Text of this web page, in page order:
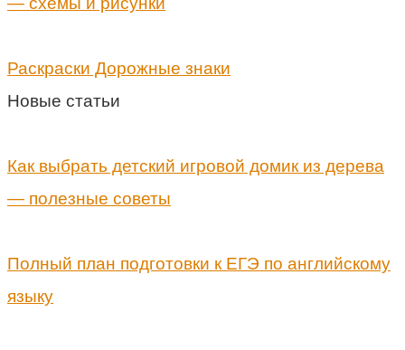
Раскраски Дорожные знаки
Новые статьи
Как выбрать детский игровой домик из дерева
— полезные советы
Полный план подготовки к ЕГЭ по английскому
языку